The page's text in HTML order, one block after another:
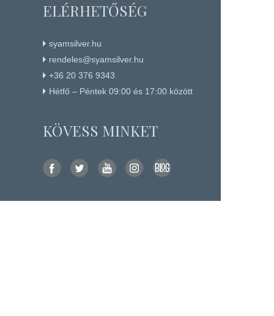
ELÉRHETŐSÉG
syamsilver.hu
rendeles@syamsilver.hu
+36 20 376 9343
Hétfő – Péntek 09:00 és 17:00 között
KÖVESS MINKET